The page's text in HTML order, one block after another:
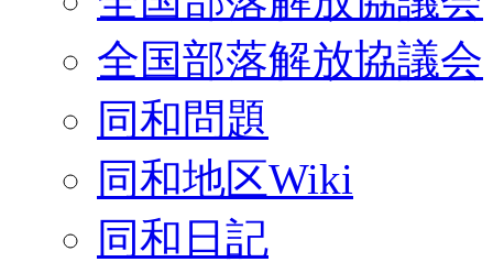
全国部落解放協議会
同和問題
同和地区Wiki
同和日記